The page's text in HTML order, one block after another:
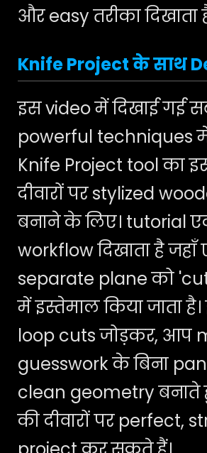
और easy तरीका दिखाता
Knife Project के साथ
इस video में दिखाई गई
powerful techniques
Knife Project tool का
दीवारों पर stylized
बनाने के लिए। tutorial
workflow दिखाता है
separate plane को
में इस्तेमाल किया जाता
loop cuts जोड़कर, आप
guesswork के बिना
clean geometry बनाते
की दीवारों पर perfect,